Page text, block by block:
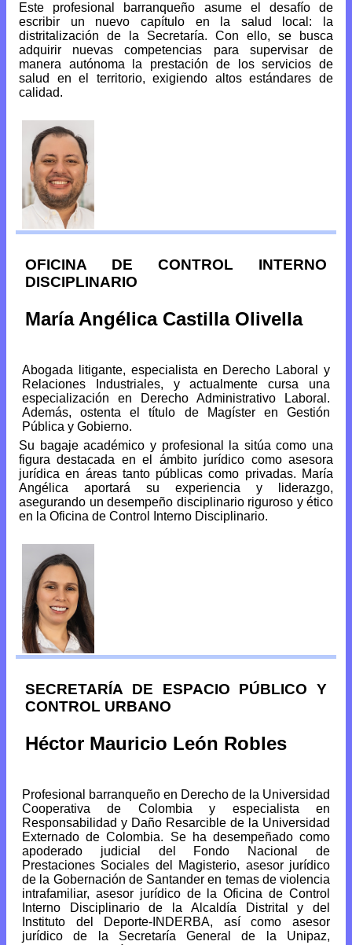
Este profesional barranqueño asume el desafío de
escribir un nuevo capítulo en la salud local: la
distritalización de la Secretaría. Con ello, se busca
adquirir nuevas competencias para supervisar de
manera autónoma la prestación de los servicios de
salud en el territorio, exigiendo altos estándares de
calidad.
OFICINA DE CONTROL INTERNO
DISCIPLINARIO
María Angélica Castilla Olivella
Abogada litigante, especialista en Derecho Laboral y
Relaciones Industriales, y actualmente cursa una
especialización en Derecho Administrativo Laboral.
Además, ostenta el título de Magíster en Gestión
Pública y Gobierno.
Su bagaje académico y profesional la sitúa como una
figura destacada en el ámbito jurídico como asesora
jurídica en áreas tanto públicas como privadas. María
Angélica aportará su experiencia y liderazgo,
asegurando un desempeño disciplinario riguroso y ético
en la Oficina de Control Interno Disciplinario.
SECRETARÍA DE ESPACIO PÚBLICO Y
CONTROL URBANO
Héctor Mauricio León Robles
Profesional barranqueño en Derecho de la Universidad
Cooperativa de Colombia y especialista en
Responsabilidad y Daño Resarcible de la Universidad
Externado de Colombia. Se ha desempeñado como
apoderado judicial del Fondo Nacional de
Prestaciones Sociales del Magisterio, asesor jurídico
de la Gobernación de Santander en temas de violencia
intrafamiliar, asesor jurídico de la Oficina de Control
Interno Disciplinario de la Alcaldía Distrital y del
Instituto del Deporte-INDERBA, así como asesor
jurídico de la Secretaría General de la Unipaz,